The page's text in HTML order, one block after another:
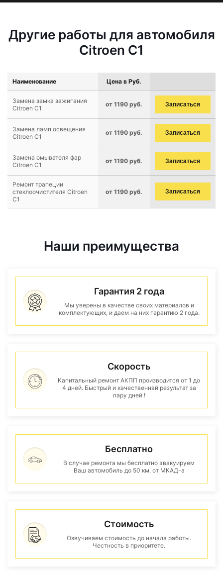
Другие работы для автомобиля
Citroen C1
Наименование Цена в Руб.
Замена замка зажигания
Citroen C1
от 1190 руб. Записаться
Замена ламп освещения
Citroen C1
от 1190 руб. Записаться
Замена омывателя фар
Citroen C1
от 1190 руб. Записаться
Ремонт трапеции
стеклоочистителя Citroen
C1
от 1190 руб. Записаться
Наши преимущества
Гарантия 2 года
Мы уверены в качестве своих материалов и
комплектующих, и даем на них гарантию 2 года.
Скорость
Капитальный ремонт АКПП производится от 1 до
4 дней. Быстрый и качественнвй результат за
пару дней !
Бесплатно
В случае ремонта мы бесплатно эвакуируем
Ваш автомобиль до 50 км. от МКАД-а
Стоимость
Озвучиваем стоимость до начала работы.
Честность в приоритете.